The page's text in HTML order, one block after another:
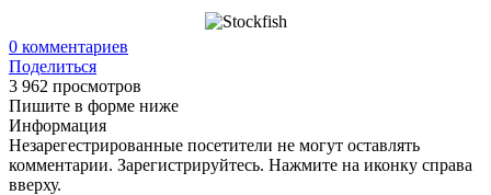
0 комментариев
Поделиться
3 962 просмотров
Пишите в форме ниже
Информация
Незарегестрированные посетители не могут оставлять
комментарии. Зарегистрируйтесь. Нажмите на иконку справа
вверху.